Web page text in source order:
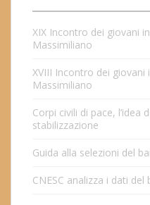
XIX Incontro dei giovani
Massimiliano
XVIII Incontro dei giovani
Massimiliano
Corpi civili di pace,
stabilizzazione
Guida alla selezioni del
CNESC analizza i dati